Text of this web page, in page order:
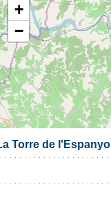
+
−
Torre de l'Espanyol